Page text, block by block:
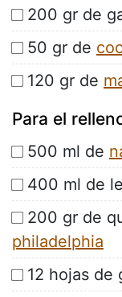
200 gr de
50 gr de
120 gr de
Para el
500 ml de
400 ml de
200 gr de
philadelphia
12 hojas de